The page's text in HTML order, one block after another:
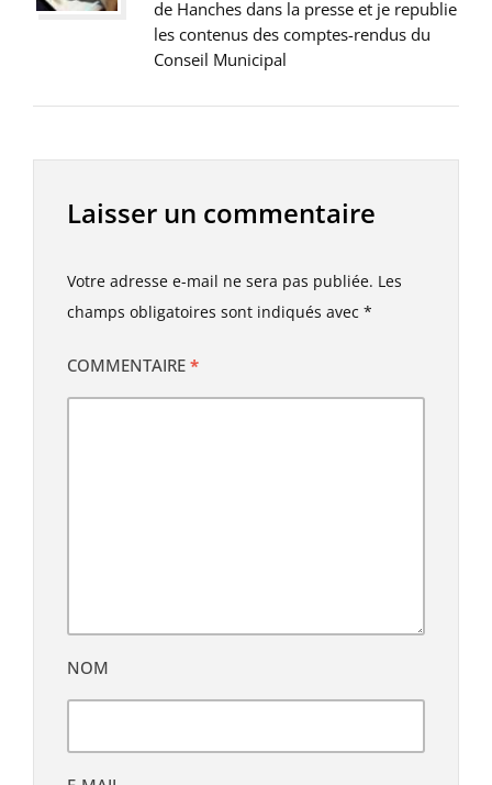
de Hanches dans la presse et je republie
les contenus des comptes-rendus du
Conseil Municipal
Laisser un commentaire
Votre adresse e-mail ne sera pas publiée. Les
champs obligatoires sont indiqués avec *
COMMENTAIRE *
NOM